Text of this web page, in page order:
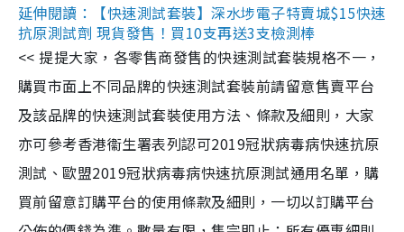
延伸閱讀：【快速測試套裝】深水埗電子特賣城$15快速
抗原測試劑 現貨發售！買10支再送3支檢測棒
<< 提提大家，各零售商發售的快速測試套裝規格不一，
購買市面上不同品牌的快速測試套裝前請留意售賣平台
及該品牌的快速測試套裝使用方法、條款及細則，大家
亦可參考香港衞生署表列認可2019冠狀病毒病快速抗原
測試、歐盟2019冠狀病毒病快速抗原測試通用名單，購
買前留意訂購平台的使用條款及細則，一切以訂購平台